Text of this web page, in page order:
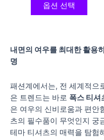
옵션 선택
내면의 여우를 최대한 활용
명
패션계에서는, 전 세계적으
은 트렌드는 바로 폭스 티셔
은 여우의 신비로움과 편안
츠의 필수품이 무엇인지 궁
테마 티셔츠의 매력을 탐험